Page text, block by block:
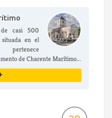
casi 500
situada en el
de Charente Marítimo...